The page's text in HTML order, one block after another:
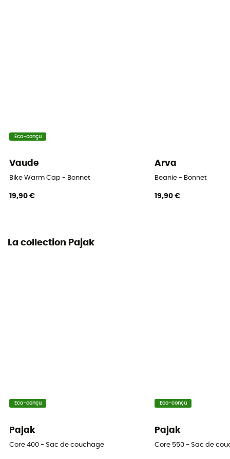
Eco-conçu
Vaude
Bike Warm Cap - Bonnet
19,90 €
Arva
Beanie - Bonnet
19,90 €
La collection Pajak
Eco-conçu
Pajak
Core 400 - Sac de couchage
Eco-conçu
Pajak
Core 550 - Sac de